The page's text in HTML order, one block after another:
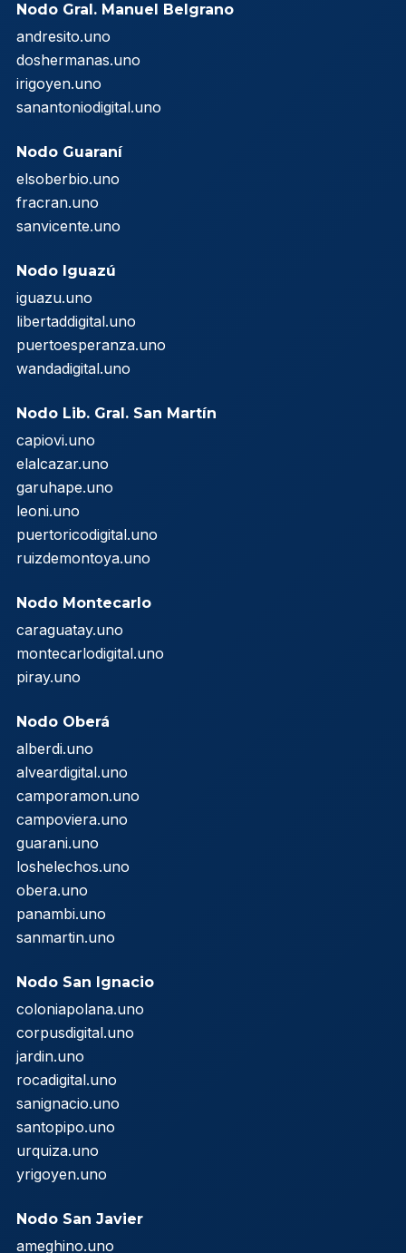
Nodo Gral. Manuel Belgrano
andresito.uno
doshermanas.uno
irigoyen.uno
sanantoniodigital.uno
Nodo Guaraní
elsoberbio.uno
fracran.uno
sanvicente.uno
Nodo Iguazú
iguazu.uno
libertaddigital.uno
puertoesperanza.uno
wandadigital.uno
Nodo Lib. Gral. San Martín
capiovi.uno
elalcazar.uno
garuhape.uno
leoni.uno
puertoricodigital.uno
ruizdemontoya.uno
Nodo Montecarlo
caraguatay.uno
montecarlodigital.uno
piray.uno
Nodo Oberá
alberdi.uno
alveardigital.uno
camporamon.uno
campoviera.uno
guarani.uno
loshelechos.uno
obera.uno
panambi.uno
sanmartin.uno
Nodo San Ignacio
coloniapolana.uno
corpusdigital.uno
jardin.uno
rocadigital.uno
sanignacio.uno
santopipo.uno
urquiza.uno
yrigoyen.uno
Nodo San Javier
ameghino.uno